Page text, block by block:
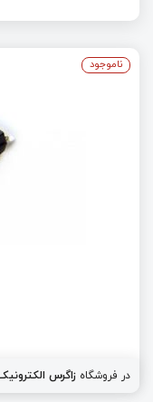
در فروشگاه زاگرس
ناموجود